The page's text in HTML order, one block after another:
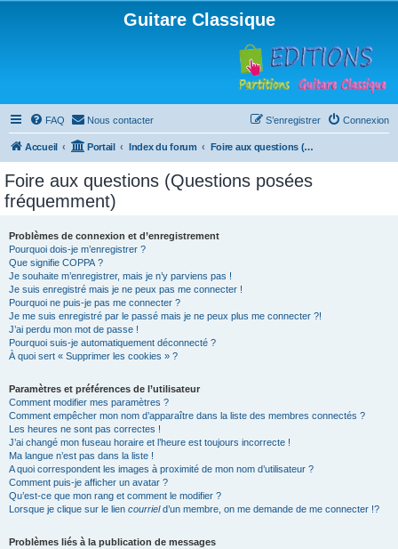
Guitare Classique
FAQ Nous contacter Connexion
S’enregistrer
Accueil Portail Index du forum Foire aux questions (Questions posées fréquemment)
Foire aux questions (Questions posées
fréquemment)
Problèmes de connexion et d’enregistrement
Pourquoi dois-je m’enregistrer ?
Que signifie COPPA ?
Je souhaite m’enregistrer, mais je n’y parviens pas !
Je suis enregistré mais je ne peux pas me connecter !
Pourquoi ne puis-je pas me connecter ?
Je me suis enregistré par le passé mais je ne peux plus me connecter ?!
J’ai perdu mon mot de passe !
Pourquoi suis-je automatiquement déconnecté ?
À quoi sert « Supprimer les cookies » ?
Paramètres et préférences de l’utilisateur
Comment modifier mes paramètres ?
Comment empêcher mon nom d’apparaître dans la liste des membres connectés ?
Les heures ne sont pas correctes !
J’ai changé mon fuseau horaire et l’heure est toujours incorrecte !
Ma langue n’est pas dans la liste !
A quoi correspondent les images à proximité de mon nom d’utilisateur ?
Comment puis-je afficher un avatar ?
Qu’est-ce que mon rang et comment le modifier ?
Lorsque je clique sur le lien courrield’un membre, on me demande de me connecter !?
Problèmes liés à la publication de messages